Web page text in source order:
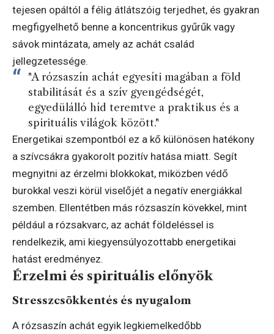
tejesen opáltól a félig átlátszóig terjedhet, és gyakran
megfigyelhető benne a koncentrikus gyűrűk vagy
sávok mintázata, amely az achát család
jellegzetessége.
"A rózsaszín achát egyesíti magában a föld
stabilitását és a szív gyengédségét,
egyedülálló híd teremtve a praktikus és a
spirituális világok között."
Energetikai szempontból ez a kő különösen hatékony
a szívcsákra gyakorolt pozitív hatása miatt. Segít
megnyitni az érzelmi blokkokat, miközben védő
burokkal veszi körül viselőjét a negatív energiákkal
szemben. Ellentétben más rózsaszín kövekkel, mint
például a rózsakvarc, az achát földeléssel is
rendelkezik, ami kiegyensúlyozottabb energetikai
hatást eredményez.
Érzelmi és spirituális előnyök
Stresszcsökkentés és nyugalom
A rózsaszín achát egyik legkiemelkedőbb